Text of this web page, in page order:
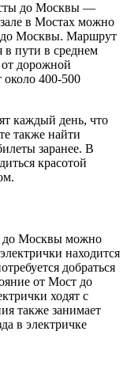
до Москвы —
в Мостах можно
до Москвы. Маршрут
в пути в среднем
от дорожной
около 400-500
каждый день, что
также найти
заранее. В
красотой
до Москвы можно
находится
добраться
от Мост до
ходят с
также занимает
в электричке